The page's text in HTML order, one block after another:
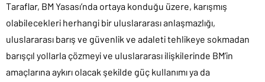
Taraflar, BM Yasası’nda ortaya konduğu üzere, karışmış
olabilecekleri herhangi bir uluslararası anlaşmazlığı,
uluslararası barış ve güvenlik ve adaleti tehlikeye sokmadan
barışçıl yollarla çözmeyi ve uluslararası ilişkilerinde BM’in
amaçlarına aykırı olacak şekilde güç kullanımı ya da